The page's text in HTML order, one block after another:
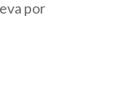
por